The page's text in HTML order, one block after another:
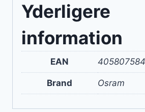
Yderligere
information
EAN
Brand Osram